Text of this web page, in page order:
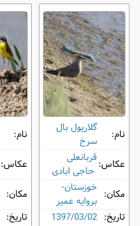
نام:
گلاریول بال
‌سرخ
عکاس:قربانعلی
حاجی ابادی
مکان: خوزستان-
بروایه عمیر
تاریخ: 1397/03/02
نام:
عکاس:
مکان:
تاریخ: